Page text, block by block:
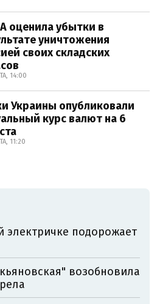
оценила убытки в
уничтожения
своих складских
14:00
Украины опубликовали
курс валют на 6
11:20
электричке подорожает
возобновила